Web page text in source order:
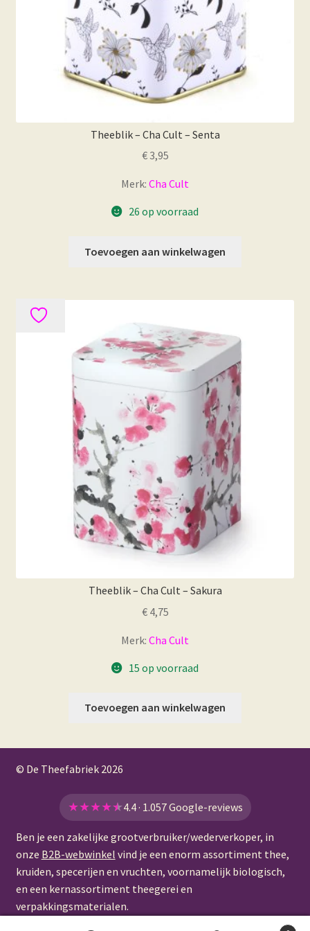
Theeblik – Cha Cult – Senta
€3,95
Merk: Cha Cult
26 op voorraad
Toevoegen aan winkelwagen
Theeblik – Cha Cult – Sakura
€4,75
Merk: Cha Cult
15 op voorraad
Toevoegen aan winkelwagen
© De Theefabriek 2026
★★★★★4.4 · 1.057 Google-reviews
Ben je een zakelijke grootverbruiker/wederverkoper, in
onze B2B-webwinkel vind je een enorm assortiment thee,
kruiden, specerijen en vruchten, voornamelijk biologisch,
en een kernassortiment theegerei en
verpakkingsmaterialen.